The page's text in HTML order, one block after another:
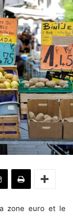
zone euro et le